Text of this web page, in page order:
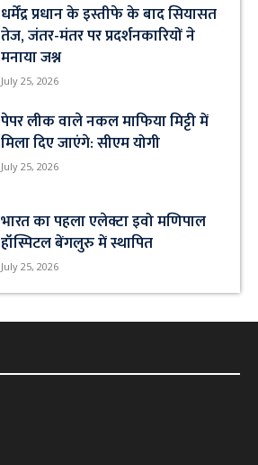
धर्मेंद्र प्रधान के इस्तीफे के बाद सियासत
तेज, जंतर-मंतर पर प्रदर्शनकारियों ने
मनाया जश्न
July 25, 2026
पेपर लीक वाले नकल माफिया मिट्टी में
मिला दिए जाएंगे: सीएम योगी
July 25, 2026
भारत का पहला एलेक्टा इवो मणिपाल
हॉस्पिटल बेंगलुरु में स्थापित
July 25, 2026